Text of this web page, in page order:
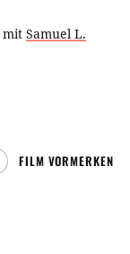
mit Samuel L.
FILM VORMERKEN